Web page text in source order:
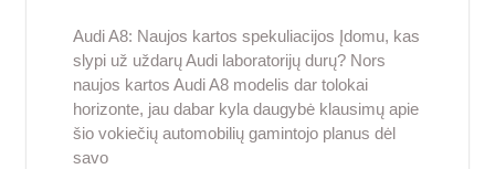
Audi A8: Naujos kartos spekuliacijos Įdomu, kas
slypi už uždarų Audi laboratorijų durų? Nors
naujos kartos Audi A8 modelis dar tolokai
horizonte, jau dabar kyla daugybė klausimų apie
šio vokiečių automobilių gamintojo planus dėl
savo